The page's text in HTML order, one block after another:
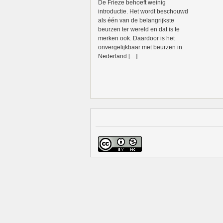
De Frieze behoeft weinig
introductie. Het wordt beschouwd
als één van de belangrijkste
beurzen ter wereld en dat is te
merken ook. Daardoor is het
onvergelijkbaar met beurzen in
Nederland […]